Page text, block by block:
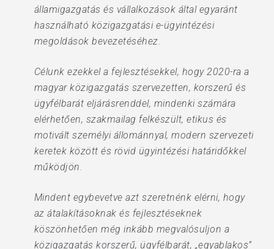
államigazgatás és vállalkozások által egyaránt
használható közigazgatási e-ügyintézési
megoldások bevezetéséhez.
Célunk ezekkel a fejlesztésekkel, hogy 2020-ra a
magyar közigazgatás szervezetten, korszerű és
ügyfélbarát eljárásrenddel, mindenki számára
elérhetően, szakmailag felkészült, etikus és
motivált személyi állománnyal, modern szervezeti
keretek között és rövid ügyintézési határidőkkel
működjön.
Mindent egybevetve azt szeretnénk elérni, hogy
az átalakításoknak és fejlesztéseknek
köszönhetően még inkább megvalósuljon a
közigazgatás korszerű, ügyfélbarát, „egyablakos”